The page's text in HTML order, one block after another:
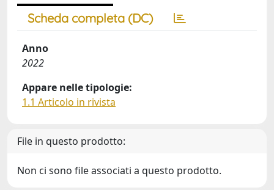
Scheda completa (DC)
Anno
2022
Appare nelle tipologie:
1.1 Articolo in rivista
File in questo prodotto:
Non ci sono file associati a questo prodotto.